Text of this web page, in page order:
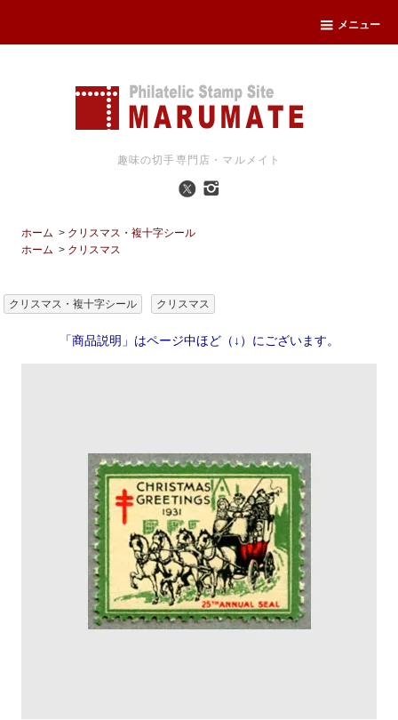
メニュー
趣味の切手専門店・マルメイト
ホーム > クリスマス・複十字シール
ホーム > クリスマス
クリスマス・複十字シール クリスマス
「商品説明」はページ中ほど（↓）にございます。